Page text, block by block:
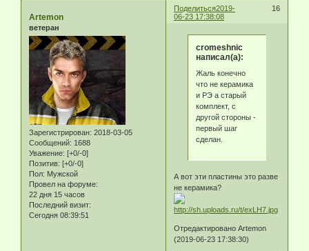
Поделиться 16
2019-
06-23 17:38:08
Artemon
ветеран
Зарегистрирован: 2018-03-05
Сообщений: 1688
Уважение: [+0/-0]
Позитив: [+0/-0]
Пол: Мужской
Провел на форуме:
22 дня 15 часов
Последний визит:
Сегодня 08:39:51
cromeshnic
написал(а):
Жаль конечно
что не керамика
и РЭ а старый
комплект, с
другой стороны -
первый шаг
сделан.
А вот эти пластины это разве
не керамика?
Отредактировано Artemon
(2019-06-23 17:38:30)